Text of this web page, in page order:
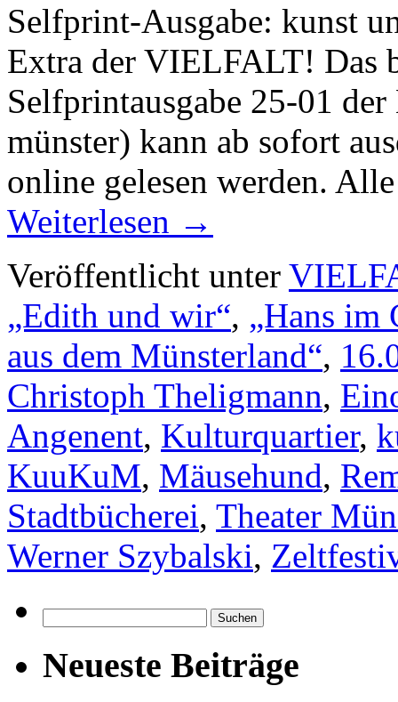
Selfprint-Ausgabe: kunst
Extra der VIELFALT! Das
Selfprintausgabe 25-01
münster) kann ab sofort
online gelesen werden.
Weiterlesen →
Veröffentlicht unter
„Edith und wir“, „Hans im
aus dem Münsterland“,
Christoph Theligmann,
Angenent, Kulturquartier,
KuuKuM, Mäusehund,
Stadtbücherei, Theater
Werner Szybalski,
nach:
Neueste Beiträge